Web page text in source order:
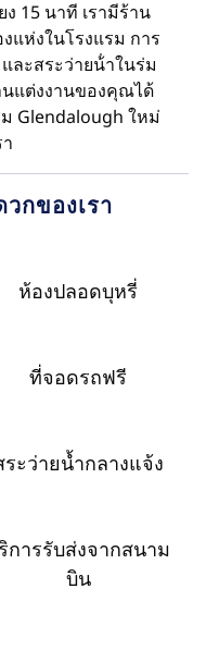
15 นาที เรามีร้าน
แห่งในโรงแรม การ
ละสระว่ายน้ําในร่ม
นแต่งงานของคุณได้
Glendalough ใหม่
กของเรา
ห้องปลอดบุหรี่
ที่จอดรถฟรี
ระว่ายน้ำกลางแจ้ง
การรับส่งจากสนาม
บิน